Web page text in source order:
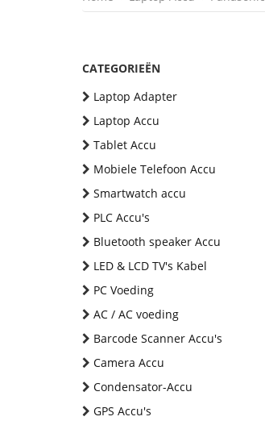
CATEGORIEËN
Laptop Adapter
Laptop Accu
Tablet Accu
Mobiele Telefoon Accu
Smartwatch accu
PLC Accu's
Bluetooth speaker Accu
LED & LCD TV's Kabel
PC Voeding
AC / AC voeding
Barcode Scanner Accu's
Camera Accu
Condensator-Accu
GPS Accu's